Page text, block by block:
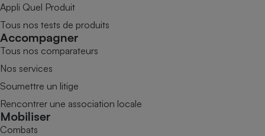
Appli Quel Produit
Tous nos tests de produits
Accompagner
Tous nos comparateurs
Nos services
Soumettre un litige
Rencontrer une association locale
Mobiliser
Combats